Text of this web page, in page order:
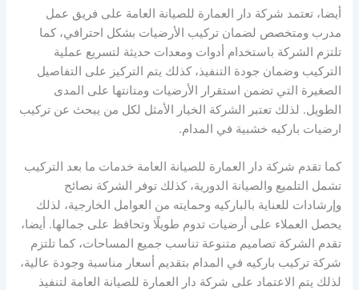
أيضا، تعتمد شركة دار العمارة للصيانة العامة على فريق عمل
مدرب ومتخصص لضمان تركيب الأرضيات بشكل احترافي، كما
تلتزم الشركة باستخدام أدوات ومعدات حديثة لتسريع عملية
التركيب وضمان جودة التنفيذ، كذلك يتم التركيز على التفاصيل
الصغيرة التي تضمن استقرار الأرضيات ومتانتها على المدى
الطويل. لذلك تعتبر الشركة الخيار الأمثل لكل من يبحث عن تركيب
ارضيات باركيه خشبية في المدام.
كما تقدم شركة دار العمارة للصيانة العامة خدمات ما بعد التركيب
تشمل التلميع والصيانة الدورية، كذلك توفر الشركة نصائح
وإرشادات للعناية بالباركيه وحمايته من العوامل الخارجية، لذلك
يحصل العملاء على أرضيات تدوم طويلًا وتحافظ على جمالها. أيضا،
تقدم الشركة تصاميم متنوعة تناسب جميع المساحات، كما تلتزم
شركة تركيب باركيه في المدام بتقديم أسعار مناسبة وجودة عالية،
لذلك يتم الاعتماد على شركة دار العمارة للصيانة العامة لتنفيذ